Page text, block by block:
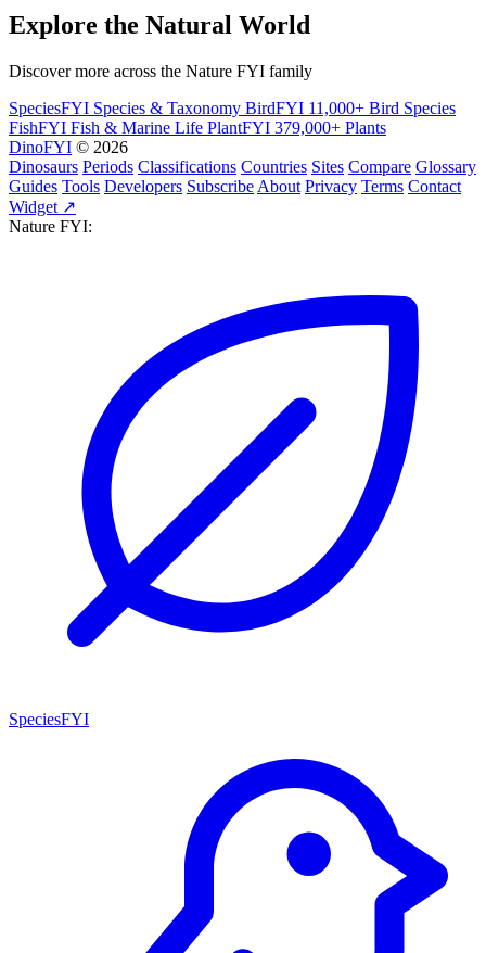
Explore the Natural World
Discover more across the Nature FYI family
SpeciesFYI Species & Taxonomy BirdFYI 11,000+ Bird Species
FishFYI Fish & Marine Life PlantFYI 379,000+ Plants
DinoFYI © 2026
Dinosaurs Periods Classifications Countries Sites Compare Glossary
Guides Tools Developers Subscribe About Privacy Terms Contact
Widget ↗
Nature FYI:
SpeciesFYI